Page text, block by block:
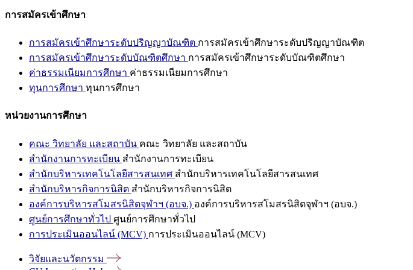
การสมัครเข้าศึกษา
การสมัครเข้าศึกษาระดับปริญญาบัณฑิต การสมัครเข้าศึกษาระดับปริญญาบัณฑิต
การสมัครเข้าศึกษาระดับบัณฑิตศึกษา การสมัครเข้าศึกษาระดับบัณฑิตศึกษา
ค่าธรรมเนียมการศึกษา ค่าธรรมเนียมการศึกษา
ทุนการศึกษา ทุนการศึกษา
หน่วยงานการศึกษา
คณะ วิทยาลัย และสถาบัน คณะ วิทยาลัย และสถาบัน
สำนักงานการทะเบียน สำนักงานการทะเบียน
สำนักบริหารเทคโนโลยีสารสนเทศ สำนักบริหารเทคโนโลยีสารสนเทศ
สำนักบริหารกิจการนิสิต สำนักบริหารกิจการนิสิต
องค์การบริหารสโมสรนิสิตจุฬาฯ (อบจ.) องค์การบริหารสโมสรนิสิตจุฬาฯ (อบจ.)
ศูนย์การศึกษาทั่วไป ศูนย์การศึกษาทั่วไป
การประเมินออนไลน์ (MCV) การประเมินออนไลน์ (MCV)
วิจัยและนวัตกรรม